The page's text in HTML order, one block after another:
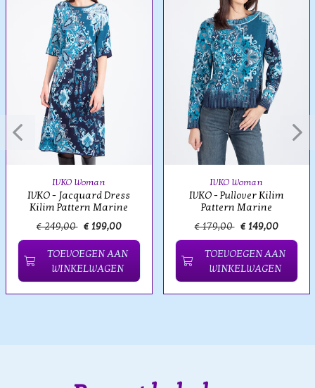
IVKO Woman
IVKO - Jacquard Dress
Kilim Pattern Marine
€ 249,00 € 199,00
TOEVOEGEN AAN
WINKELWAGEN
IVKO Woman
IVKO - Pullover Kilim
Pattern Marine
€ 179,00 € 149,00
TOEVOEGEN AAN
WINKELWAGEN